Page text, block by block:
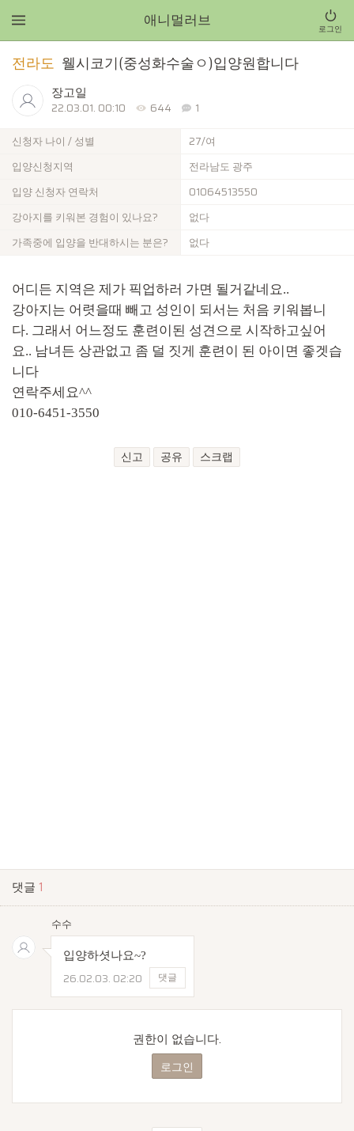
애니멀러브 로그인
전라도 웰시코기(중성화수술ㅇ)입양원합니다
장고일
22.03.01. 00:10 644
1
신청자 나이 / 성별
27/여
입양신청지역
전라남도 광주
입양 신청자 연락처
01064513550
강아지를 키워본 경험이 있나요?
없다
가족중에 입양을 반대하시는 분은?
없다
어디든 지역은 제가 픽업하러 가면 될거같네요..
강아지는 어렷을때 빼고 성인이 되서는 처음 키워봅니
다. 그래서 어느정도 훈련이된 성견으로 시작하고싶어
요.. 남녀든 상관없고 좀 덜 짓게 훈련이 된 아이면 좋겟습
니다
연락주세요^^
010-6451-3550
신고 공유 스크랩
댓글 1
수수
입양하셧나요~?
26.02.03. 02:20 댓글
권한이 없습니다.
로그인